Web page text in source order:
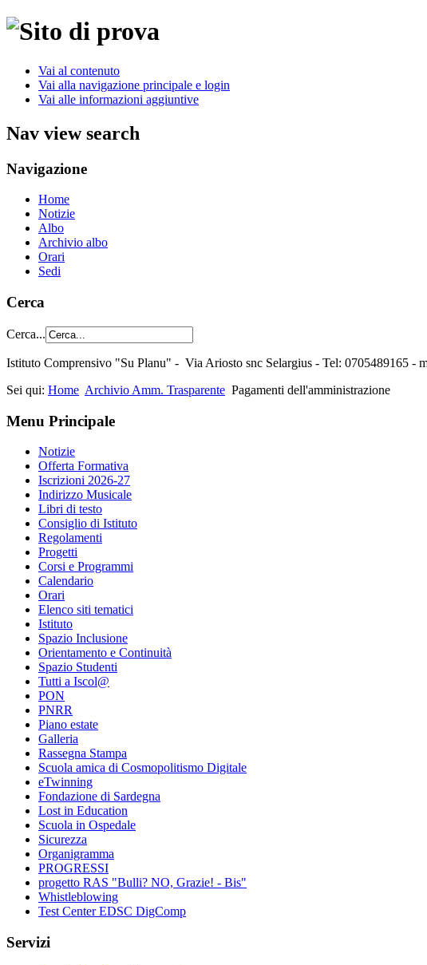
Vai al contenuto
Vai alla navigazione principale e login
Vai alle informazioni aggiuntive
Nav view search
Navigazione
Home
Notizie
Albo
Archivio albo
Orari
Sedi
Cerca
Cerca...
Istituto Comprensivo "Su Planu" - Via Ariosto snc Selargius - Tel: 0705489165 -
Sei qui: Home Archivio Amm. Trasparente Pagamenti dell'amministrazione
Menu Principale
Notizie
Offerta Formativa
Iscrizioni 2026-27
Indirizzo Musicale
Libri di testo
Consiglio di Istituto
Regolamenti
Progetti
Corsi e Programmi
Calendario
Orari
Elenco siti tematici
Istituto
Spazio Inclusione
Orientamento e Continuità
Spazio Studenti
Tutti a Iscol@
PON
PNRR
Piano estate
Galleria
Rassegna Stampa
Scuola amica di Cosmopolitismo Digitale
eTwinning
Fondazione di Sardegna
Lost in Education
Scuola in Ospedale
Sicurezza
Organigramma
PROGRESSI
progetto RAS "Bulli? NO, Grazie! - Bis"
Whistleblowing
Test Center EDSC DigComp
Servizi